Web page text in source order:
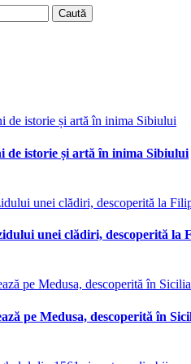
de istorie și artă în inima Sibiului
unei clădiri, descoperită la
pe Medusa, descoperită în